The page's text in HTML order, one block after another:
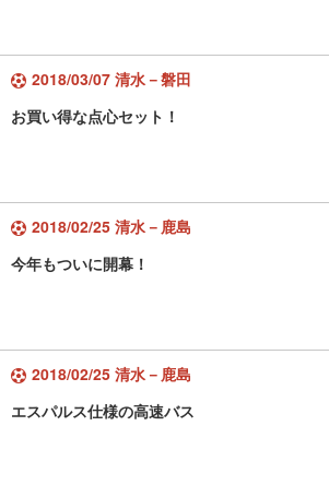
2018/03/07 清水－磐田
お買い得な点心セット！
2018/02/25 清水－鹿島
今年もついに開幕！
2018/02/25 清水－鹿島
エスパルス仕様の高速バス